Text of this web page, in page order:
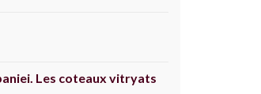
Les coteaux vitryats